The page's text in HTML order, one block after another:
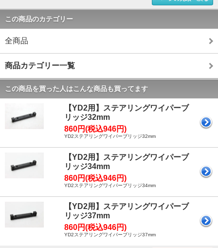
この商品のカテゴリー
全商品
商品カテゴリー一覧
この商品を買った人はこんな商品も買ってます
【YD2用】ステアリングワイパーブ
リッジ32mm
860円(税込946円)
YD2ステアリングワイパーブリッジ32mm
【YD2用】ステアリングワイパーブ
リッジ34mm
860円(税込946円)
YD2ステアリングワイパーブリッジ34mm
【YD2用】ステアリングワイパーブ
リッジ37mm
860円(税込946円)
YD2ステアリングワイパーブリッジ37mm